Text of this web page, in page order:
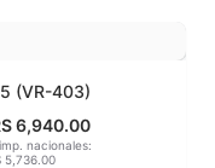
(VR-403)
6,940.00
nacionales:
5,736.00